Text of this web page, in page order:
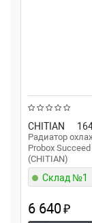
CHITIAN
Радиатор
Probox
(CHITIAN)
Склад №1
6 640₽